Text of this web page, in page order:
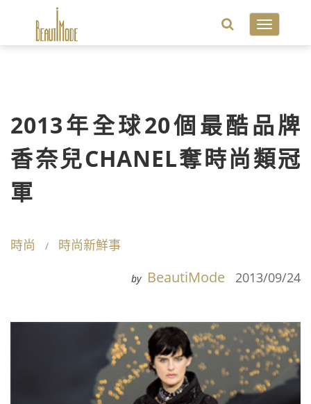
Toggle
2013年全球20個最酷品牌
香奈兒CHANEL奪時尚類冠
軍
時尚 時尚新鮮事
by BeautiMode 2013/09/24